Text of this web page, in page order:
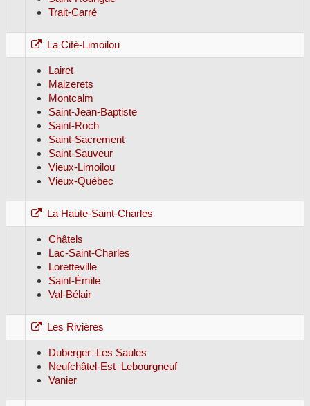
Trait-Carré
La Cité-Limoilou
Lairet
Maizerets
Montcalm
Saint-Jean-Baptiste
Saint-Roch
Saint-Sacrement
Saint-Sauveur
Vieux-Limoilou
Vieux-Québec
La Haute-Saint-Charles
Châtels
Lac-Saint-Charles
Loretteville
Saint-Émile
Val-Bélair
Les Rivières
Duberger–Les Saules
Neufchâtel-Est–Lebourgneuf
Vanier